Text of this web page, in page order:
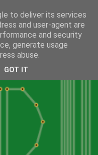
to deliver its services
and user-agent are
and security
generate usage
abuse.
GOT IT